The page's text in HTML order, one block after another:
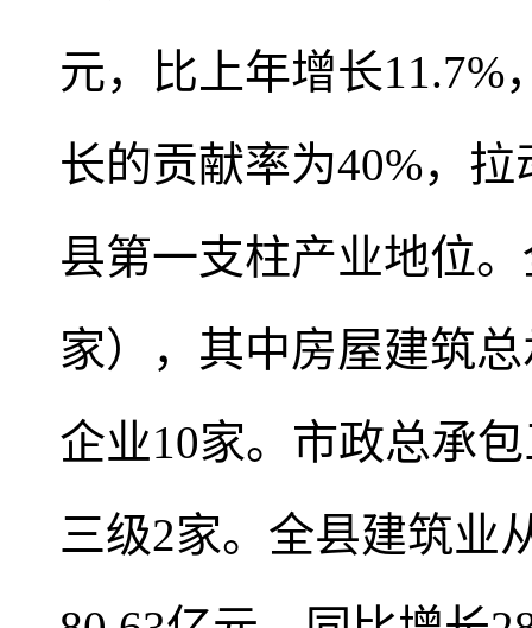
元，比上年增长11.7%
长的贡献率为40%，
县第一支柱产业地位
家），其中房屋建筑
企业10家。市政总承
三级2家。全县建筑业